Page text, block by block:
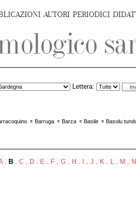
AUTORI PERIODICI
Lettera:
▫ Barruga ▫ Barza ▫ Basile ▫ Basolu
. B. C. D. E . F. G. H . . J . K. L. M . N